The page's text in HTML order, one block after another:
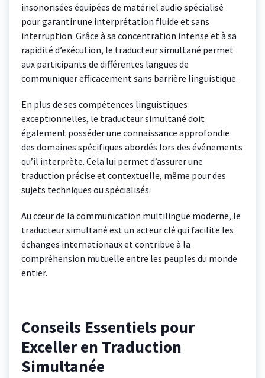
insonorisées équipées de matériel audio spécialisé
pour garantir une interprétation fluide et sans
interruption. Grâce à sa concentration intense et à sa
rapidité d’exécution, le traducteur simultané permet
aux participants de différentes langues de
communiquer efficacement sans barrière linguistique.
En plus de ses compétences linguistiques
exceptionnelles, le traducteur simultané doit
également posséder une connaissance approfondie
des domaines spécifiques abordés lors des événements
qu’il interprète. Cela lui permet d’assurer une
traduction précise et contextuelle, même pour des
sujets techniques ou spécialisés.
Au cœur de la communication multilingue moderne, le
traducteur simultané est un acteur clé qui facilite les
échanges internationaux et contribue à la
compréhension mutuelle entre les peuples du monde
entier.
Conseils Essentiels pour
Exceller en Traduction
Simultanée